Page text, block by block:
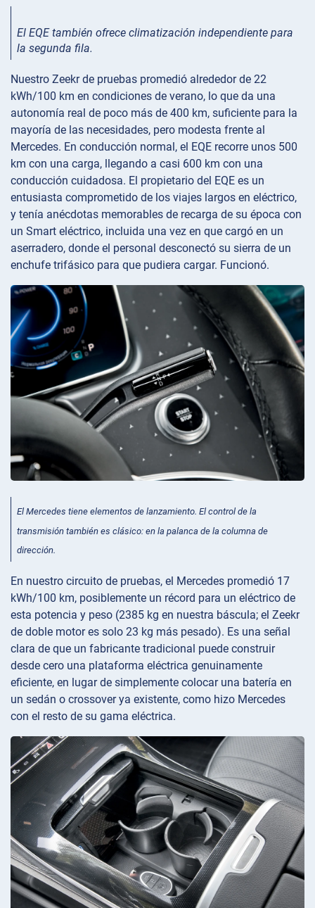
El EQE también ofrece climatización independiente para
la segunda fila.
Nuestro Zeekr de pruebas promedió alrededor de 22
kWh/100 km en condiciones de verano, lo que da una
autonomía real de poco más de 400 km, suficiente para la
mayoría de las necesidades, pero modesta frente al
Mercedes. En conducción normal, el EQE recorre unos 500
km con una carga, llegando a casi 600 km con una
conducción cuidadosa. El propietario del EQE es un
entusiasta comprometido de los viajes largos en eléctrico,
y tenía anécdotas memorables de recarga de su época con
un Smart eléctrico, incluida una vez en que cargó en un
aserradero, donde el personal desconectó su sierra de un
enchufe trifásico para que pudiera cargar. Funcionó.
El Mercedes tiene elementos de lanzamiento. El control de la
transmisión también es clásico: en la palanca de la columna de
dirección.
En nuestro circuito de pruebas, el Mercedes promedió 17
kWh/100 km, posiblemente un récord para un eléctrico de
esta potencia y peso (2385 kg en nuestra báscula; el Zeekr
de doble motor es solo 23 kg más pesado). Es una señal
clara de que un fabricante tradicional puede construir
desde cero una plataforma eléctrica genuinamente
eficiente, en lugar de simplemente colocar una batería en
un sedán o crossover ya existente, como hizo Mercedes
con el resto de su gama eléctrica.